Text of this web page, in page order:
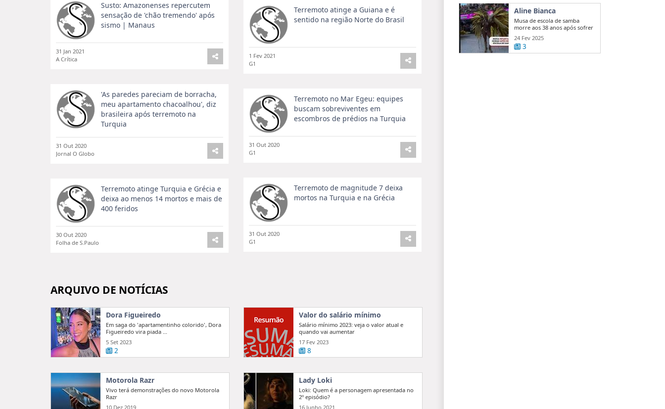
Susto: Amazonenses repercutem
sensação de 'chão tremendo' após
sismo | Manaus
31 Jan 2021
A Crítica
Terremoto atinge a Guiana e é
sentido na região Norte do Brasil
1 Fev 2021
G1
'As paredes pareciam de borracha,
meu apartamento chacoalhou', diz
brasileira após terremoto na
Turquia
31 Out 2020
Jornal O Globo
Terremoto no Mar Egeu: equipes
buscam sobreviventes em
escombros de prédios na Turquia
31 Out 2020
G1
Terremoto de magnitude 7 deixa
mortos na Turquia e na Grécia
31 Out 2020
G1
Terremoto atinge Turquia e Grécia e
deixa ao menos 14 mortos e mais de
400 feridos
30 Out 2020
Folha de S.Paulo
ARQUIVO DE NOTÍCIAS
Dora Figueiredo
Em saga do 'apartamentinho colorido', Dora
Figueiredo vira piada ...
5 Set 2023
2
Valor do salário mínimo
Salário mínimo 2023: veja o valor atual e
quando vai aumentar
17 Fev 2023
8
Motorola Razr
Vivo terá demonstrações do novo Motorola
Razr
10 Dez 2019
Lady Loki
Loki: Quem é a personagem apresentada no
2º episódio?
16 Junho 2021
Aline Bianca
Musa de escola de samba
morre aos 38 anos após sofrer
enfarte ...
24 Fev 2025
3